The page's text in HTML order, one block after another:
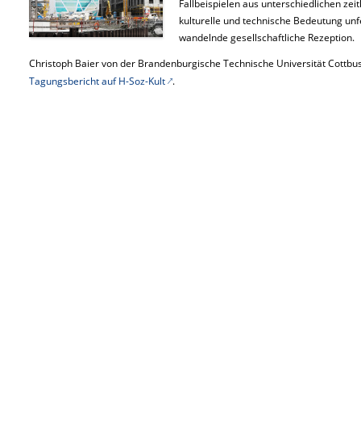
Fallbeispielen aus unterschiedlichen
kulturelle und technische Bedeutung
wandelnde gesellschaftliche Rezeption.
Christoph Baier von der Brandenburgische Technische Universität
Tagungsbericht auf H-Soz-Kult .